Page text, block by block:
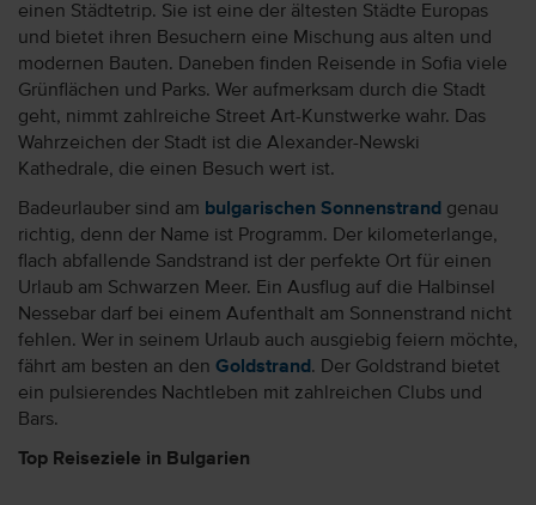
einen Städtetrip. Sie ist eine der ältesten Städte Europas
und bietet ihren Besuchern eine Mischung aus alten und
modernen Bauten. Daneben finden Reisende in Sofia viele
Grünflächen und Parks. Wer aufmerksam durch die Stadt
geht, nimmt zahlreiche Street Art-Kunstwerke wahr. Das
Wahrzeichen der Stadt ist die Alexander-Newski
Kathedrale, die einen Besuch wert ist.
Badeurlauber sind am bulgarischen Sonnenstrand genau
richtig, denn der Name ist Programm. Der kilometerlange,
flach abfallende Sandstrand ist der perfekte Ort für einen
Urlaub am Schwarzen Meer. Ein Ausflug auf die Halbinsel
Nessebar darf bei einem Aufenthalt am Sonnenstrand nicht
fehlen. Wer in seinem Urlaub auch ausgiebig feiern möchte,
fährt am besten an den Goldstrand . Der Goldstrand bietet
ein pulsierendes Nachtleben mit zahlreichen Clubs und
Bars.
Top Reiseziele in Bulgarien